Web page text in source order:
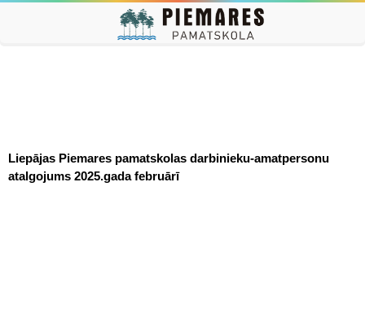
Liepājas Piemares pamatskolas darbinieku-amatpersonu
atalgojums 2025.gada februārī